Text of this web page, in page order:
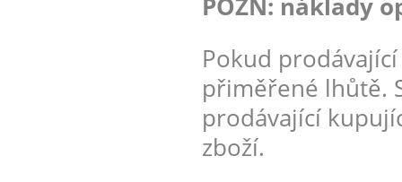
Pokud
přiměřené lhůtě.
prodávající
zboží.